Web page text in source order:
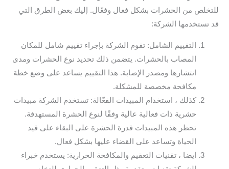
للتخلص من الحشرات بشكل فعال وفعّال. إليك بعض الطرق التي
قد تستخدمها الشركة:
التقييم الشامل: تقوم الشركة بإجراء تقييم شامل للمكان
المصاب بالحشرات. يتضمن ذلك تحديد نوع الحشرات ومدى
انتشارها ومصدر الإصابة. هذا التقييم يساعد على وضع خطة
مكافحة مخصصة للمشكلة.
كذلك ، استخدام المبيدات الفعّالة: تستخدم الشركة مبيدات
حشرية ذات فعالية عالية وفقًا لنوع الحشرة المستهدفة.
تحظر هذه المبيدات قدرة الحشرة على البقاء على قيد
الحياة وتساعد على القضاء عليها بشكل فعال.
ايضا ، تقنيات التعقيم والمكافحة الحرارية: يستخدم خبراء